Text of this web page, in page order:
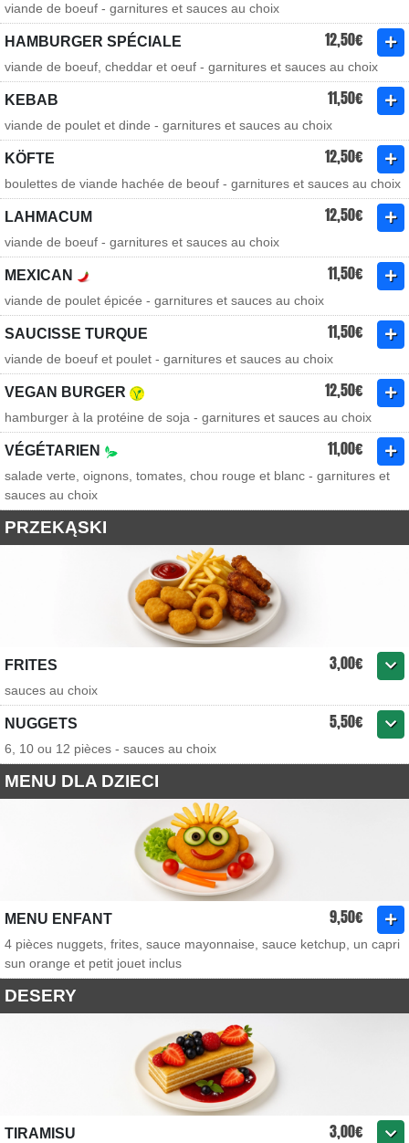
viande de boeuf - garnitures et sauces au choix
HAMBURGER SPÉCIALE 12,50€
viande de boeuf, cheddar et oeuf - garnitures et sauces au choix
KEBAB 11,50€
viande de poulet et dinde - garnitures et sauces au choix
KÖFTE 12,50€
boulettes de viande hachée de beouf - garnitures et sauces au choix
LAHMACUM 12,50€
viande de boeuf - garnitures et sauces au choix
MEXICAN 11,50€
viande de poulet épicée - garnitures et sauces au choix
SAUCISSE TURQUE 11,50€
viande de boeuf et poulet - garnitures et sauces au choix
VEGAN BURGER 12,50€
hamburger à la protéine de soja - garnitures et sauces au choix
VÉGÉTARIEN 11,00€
salade verte, oignons, tomates, chou rouge et blanc - garnitures et
sauces au choix
PRZEKĄSKI
FRITES 3,00€
sauces au choix
NUGGETS 5,50€
6, 10 ou 12 pièces - sauces au choix
MENU DLA DZIECI
MENU ENFANT 9,50€
4 pièces nuggets, frites, sauce mayonnaise, sauce ketchup, un capri
sun orange et petit jouet inclus
DESERY
TIRAMISU 3,00€